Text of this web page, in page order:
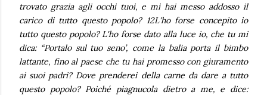
trovato grazia agli occhi tuoi, e mi hai messo addosso il
carico di tutto questo popolo? 12L'ho forse concepito io
tutto questo popolo? L'ho forse dato alla luce io, che tu mi
dica: “Portalo sul tuo seno’, come la balia porta il bimbo
lattante, fino al paese che tu hai promesso con giuramento
ai suoi padri? Dove prenderei della carne da dare a tutto
questo popolo? Poiché piagnucola dietro a me, e dice: